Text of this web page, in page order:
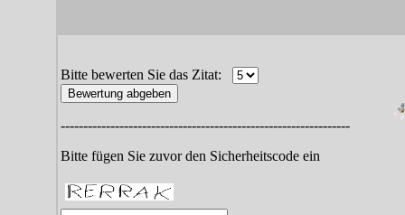
Bitte bewerten Sie das Zitat:
----------------------------------------------------------------
Bitte fügen Sie zuvor den Sicherheitscode ein